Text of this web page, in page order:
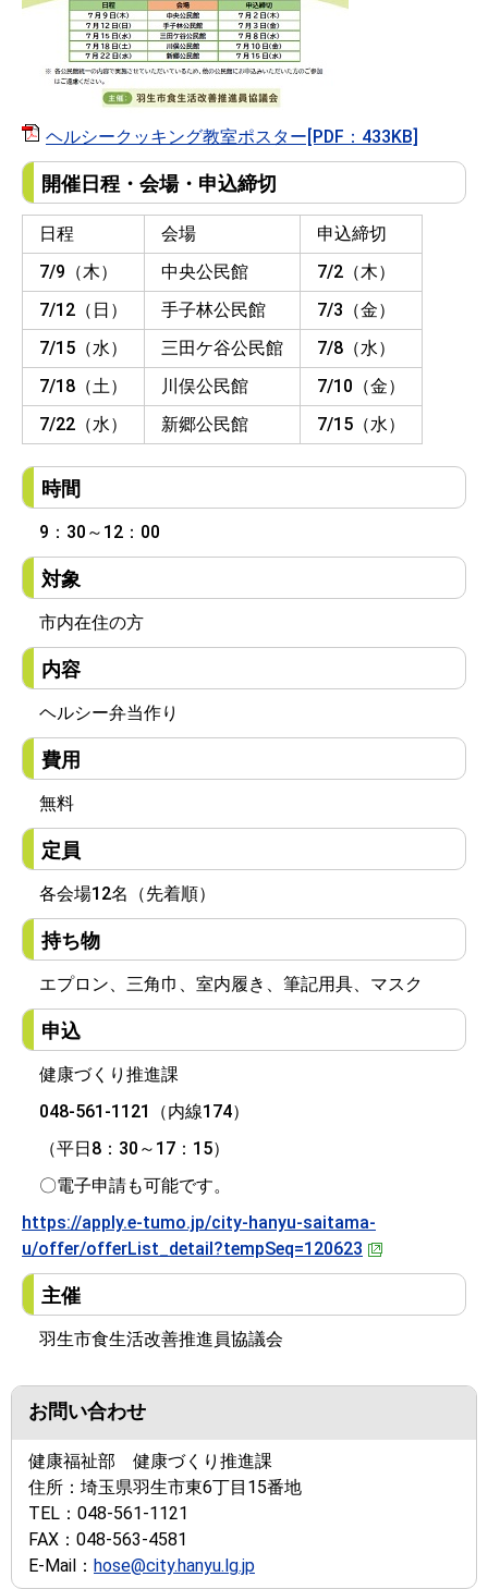
ヘルシークッキング教室ポスター[PDF：433KB]
開催日程・会場・申込締切
日程 会場
申込締切
7/9（木）
中央公民館
7/2（木）
7/12（日）
手子林公民館
7/3（金）
7/15（水）
三田ケ谷公民館
7/8（水）
7/18（土）
川俣公民館
7/10（金）
7/22（水）
新郷公民館 7/15（水）
時間
9：30～12：00
対象
市内在住の方
内容
ヘルシー弁当作り
費用
無料
定員
各会場12名（先着順）
持ち物
エプロン、三角巾、室内履き、筆記用具、マスク
申込
健康づくり推進課
048-561-1121（内線174）
（平日8：30～17：15）
〇電子申請も可能です。
https://apply.e-tumo.jp/city-hanyu-saitama-
u/offer/offerList_detail?tempSeq=120623
主催
羽生市食生活改善推進員協議会
お問い合わせ
健康福祉部 健康づくり推進課
住所： 埼玉県羽生市東6丁目15番地
TEL： 048-561-1121
FAX： 048-563-4581
E-Mail： hose@city.hanyu.lg.jp